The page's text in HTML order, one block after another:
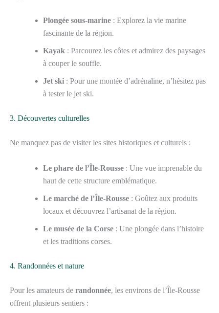
Plongée sous-marine : Explorez la vie marine
fascinante de la région.
Kayak : Parcourez les côtes et admirez des paysages
à couper le souffle.
Jet ski : Pour une montée d’adrénaline, n’hésitez pas
à tester le jet ski.
3. Découvertes culturelles
Ne manquez pas de visiter les sites historiques et culturels :
Le phare de l’Île-Rousse : Une vue imprenable du
haut de cette structure emblématique.
Le marché de l’Île-Rousse : Goûtez aux produits
locaux et découvrez l’artisanat de la région.
Le musée de la Corse : Une plongée dans l’histoire
et les traditions corses.
4. Randonnées et nature
Pour les amateurs de randonnée, les environs de l’Île-Rousse
offrent plusieurs sentiers :